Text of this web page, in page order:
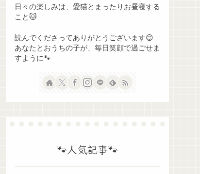
日々の楽しみは、愛猫とまったりお昼寝する
こと🐱
読んでくださってありがとうございます😊
あなたとおうちの子が、毎日笑顔で過ごせま
すように🐾
🐾人気記事🐾